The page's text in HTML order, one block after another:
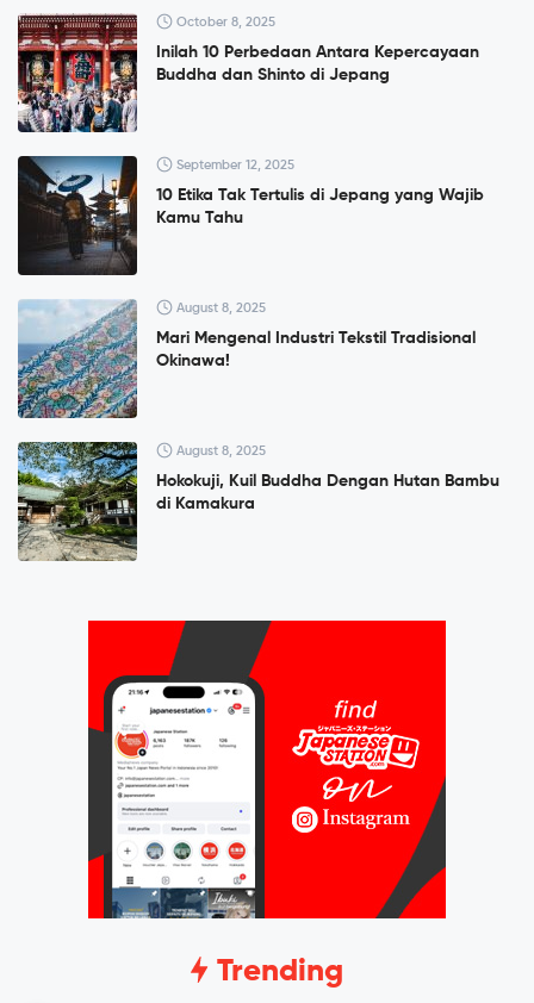
October 8, 2025
Inilah 10 Perbedaan Antara Kepercayaan
Buddha dan Shinto di Jepang
September 12, 2025
10 Etika Tak Tertulis di Jepang yang Wajib
Kamu Tahu
August 8, 2025
Mari Mengenal Industri Tekstil Tradisional
Okinawa!
August 8, 2025
Hokokuji, Kuil Buddha Dengan Hutan Bambu
di Kamakura
Trending